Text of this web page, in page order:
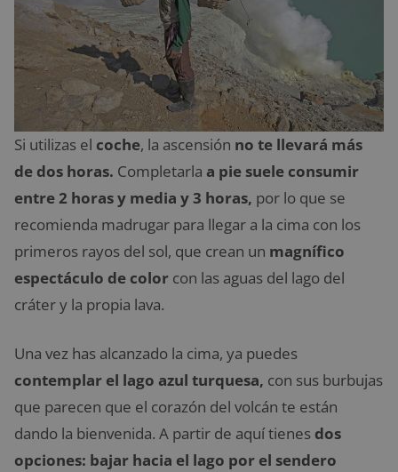
Si utilizas el coche, la ascensión no te llevará más
de dos horas. Completarla a pie suele consumir
entre 2 horas y media y 3 horas, por lo que se
recomienda madrugar para llegar a la cima con los
primeros rayos del sol, que crean un magnífico
espectáculo de color con las aguas del lago del
cráter y la propia lava.
Una vez has alcanzado la cima, ya puedes
contemplar el lago azul turquesa, con sus burbujas
que parecen que el corazón del volcán te están
dando la bienvenida. A partir de aquí tienes dos
opciones: bajar hacia el lago por el sendero